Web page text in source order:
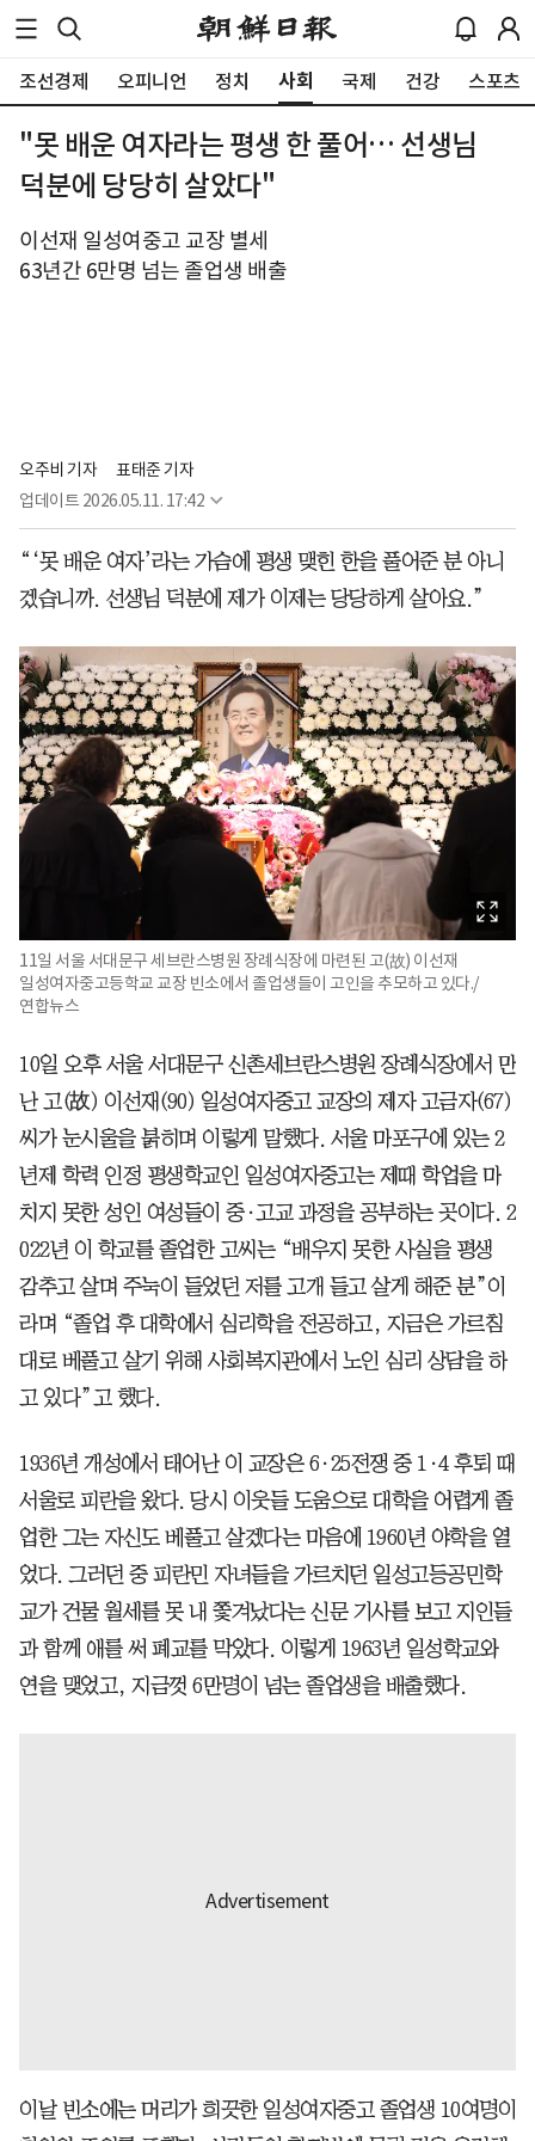
조선경제 오피니언 정치 사회 국제 건강 스포츠
"못 배운 여자라는 평생 한 풀어… 선생님
덕분에 당당히 살았다"
이선재 일성여중고 교장 별세
63년간 6만명 넘는 졸업생 배출
오주비 기자
표태준 기자
업데이트 2026.05.11. 17:42
“‘못 배운 여자’라는 가슴에 평생 맺힌 한을 풀어준 분 아니
겠습니까. 선생님 덕분에 제가 이제는 당당하게 살아요.”
11일 서울 서대문구 세브란스병원 장례식장에 마련된 고(故) 이선재
일성여자중고등학교 교장 빈소에서 졸업생들이 고인을 추모하고 있다./
연합뉴스
10일 오후 서울 서대문구 신촌세브란스병원 장례식장에서 만
난 고(故) 이선재(90) 일성여자중고 교장의 제자 고금자(67)
씨가 눈시울을 붉히며 이렇게 말했다. 서울 마포구에 있는 2
년제 학력 인정 평생학교인 일성여자중고는 제때 학업을 마
치지 못한 성인 여성들이 중·고교 과정을 공부하는 곳이다. 2
022년 이 학교를 졸업한 고씨는 “배우지 못한 사실을 평생
감추고 살며 주눅이 들었던 저를 고개 들고 살게 해준 분”이
라며 “졸업 후 대학에서 심리학을 전공하고, 지금은 가르침
대로 베풀고 살기 위해 사회복지관에서 노인 심리 상담을 하
고 있다”고 했다.
1936년 개성에서 태어난 이 교장은 6·25전쟁 중 1·4 후퇴 때
서울로 피란을 왔다. 당시 이웃들 도움으로 대학을 어렵게 졸
업한 그는 자신도 베풀고 살겠다는 마음에 1960년 야학을 열
었다. 그러던 중 피란민 자녀들을 가르치던 일성고등공민학
교가 건물 월세를 못 내 쫓겨났다는 신문 기사를 보고 지인들
과 함께 애를 써 폐교를 막았다. 이렇게 1963년 일성학교와
연을 맺었고, 지금껏 6만명이 넘는 졸업생을 배출했다.
이날 빈소에는 머리가 희끗한 일성여자중고 졸업생 10여명이